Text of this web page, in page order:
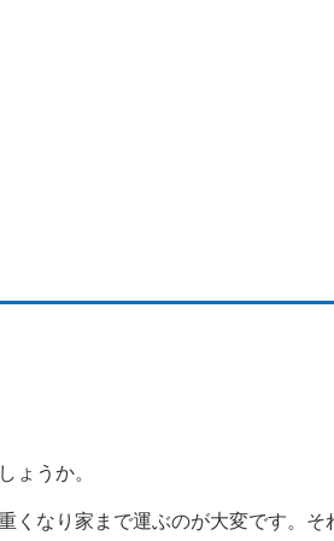
ょうか。
くなり家まで運ぶのが大変です。そ